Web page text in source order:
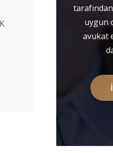
uygun
avukat